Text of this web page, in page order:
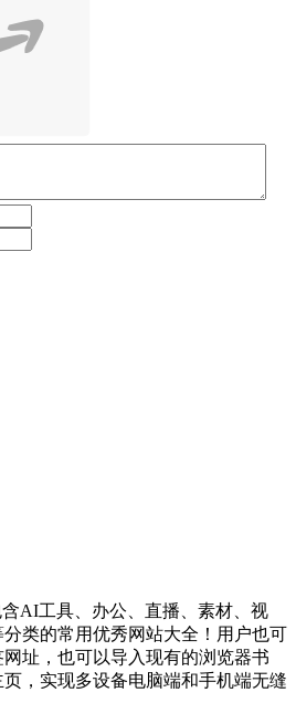
AI工具、办公、直播、素材、视
类的常用优秀网站大全！用户也可
址，也可以导入现有的浏览器书
，实现多设备电脑端和手机端无缝